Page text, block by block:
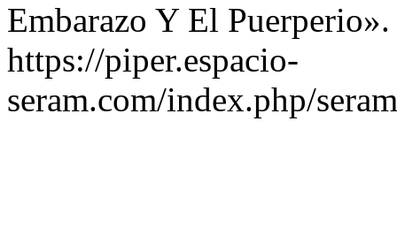
Embarazo Y El
https://piper.espacio-
seram.com/index.php/